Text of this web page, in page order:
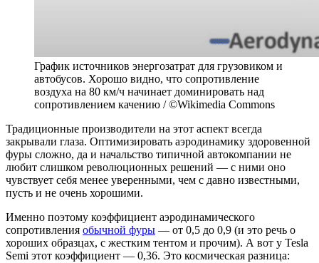
График источников энергозатрат для грузовиком и
автобусов. Хорошо видно, что сопротивление
воздуха на 80 км/ч начинает доминировать над
сопротивлением качению / ©Wikimedia Commons
Традиционные производители на этот аспект всегда
закрывали глаза. Оптимизировать аэродинамику здоровенной
фуры сложно, да и начальство типичной автокомпании не
любит слишком революционных решений — с ними оно
чувствует себя менее уверенными, чем с давно известными,
пусть и не очень хорошими.
Именно поэтому коэффициент аэродинамического
сопротивления обычной фуры — от 0,5 до 0,9 (и это речь о
хороших образцах, с жестким тентом и прочим). А вот у Tesla
Semi этот коэффициент — 0,36. Это космическая разница: